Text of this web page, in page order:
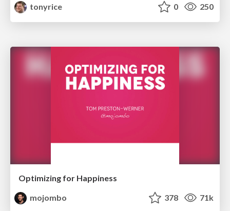
tonyrice
0 250
Optimizing for Happiness
mojombo
378 71k